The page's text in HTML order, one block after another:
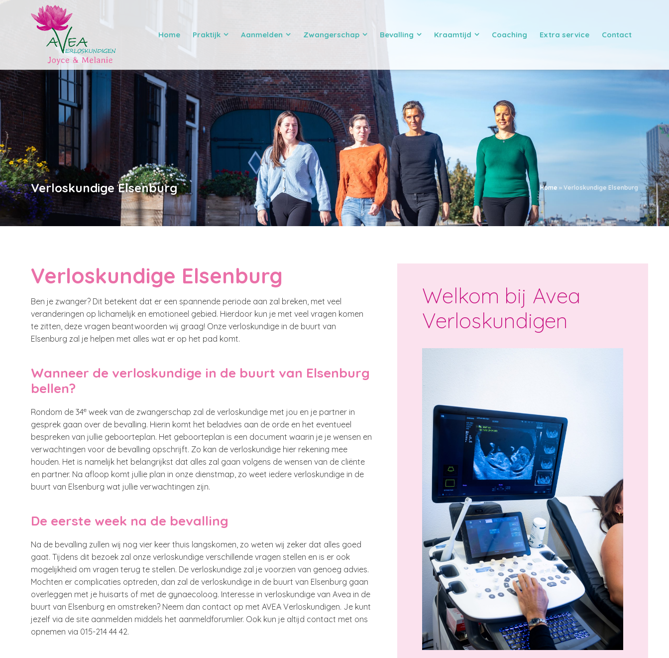
Home Praktijk Aanmelden Zwangerschap Bevalling Kraamtijd Coaching Extra service Contact
Verloskundige Elsenburg Home » Verloskundige Elsenburg
Verloskundige Elsenburg
Ben je zwanger? Dit betekent dat er een spannende periode aan zal breken, met veel
veranderingen op lichamelijk en emotioneel gebied. Hierdoor kun je met veel vragen komen
te zitten, deze vragen beantwoorden wij graag! Onze verloskundige in de buurt van
Elsenburg zal je helpen met alles wat er op het pad komt.
Wanneer de verloskundige in de buurt van Elsenburg
bellen?
Rondom de 34e week van de zwangerschap zal de verloskundige met jou en je partner in
gesprek gaan over de bevalling. Hierin komt het beladvies aan de orde en het eventueel
bespreken van jullie geboorteplan. Het geboorteplan is een document waarin je je wensen en
verwachtingen voor de bevalling opschrijft. Zo kan de verloskundige hier rekening mee
houden. Het is namelijk het belangrijkst dat alles zal gaan volgens de wensen van de cliënte
en partner. Na afloop komt jullie plan in onze dienstmap, zo weet iedere verloskundige in de
buurt van Elsenburg wat jullie verwachtingen zijn.
De eerste week na de bevalling
Na de bevalling zullen wij nog vier keer thuis langskomen, zo weten wij zeker dat alles goed
gaat. Tijdens dit bezoek zal onze verloskundige verschillende vragen stellen en is er ook
mogelijkheid om vragen terug te stellen. De verloskundige zal je voorzien van genoeg advies.
Mochten er complicaties optreden, dan zal de verloskundige in de buurt van Elsenburg gaan
overleggen met je huisarts of met de gynaecoloog. Interesse in verloskundige van Avea in de
buurt van Elsenburg en omstreken? Neem dan contact op met AVEA Verloskundigen. Je kunt
jezelf via de site aanmelden middels het aanmeldforumlier. Ook kun je altijd contact met ons
opnemen via 015-214 44 42.
Welkom bij Avea
Verloskundigen